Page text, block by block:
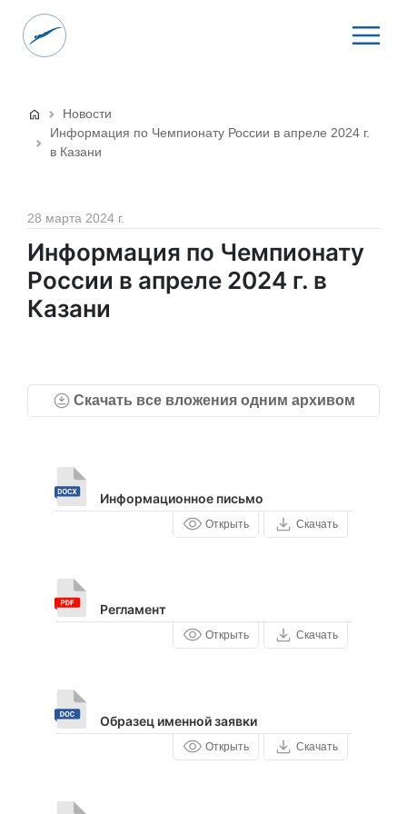
Новости
Информация по Чемпионату России в апреле 2024 г.
в Казани
28 марта 2024 г.
Информация по Чемпионату
России в апреле 2024 г. в
Казани
Скачать все вложения одним архивом
Информационное письмо
Открыть Скачать
Регламент
Открыть Скачать
Образец именной заявки
Открыть Скачать